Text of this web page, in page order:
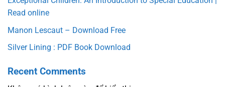
Read online
Manon Lescaut – Download Free
Silver Lining : PDF Book Download
Recent Comments